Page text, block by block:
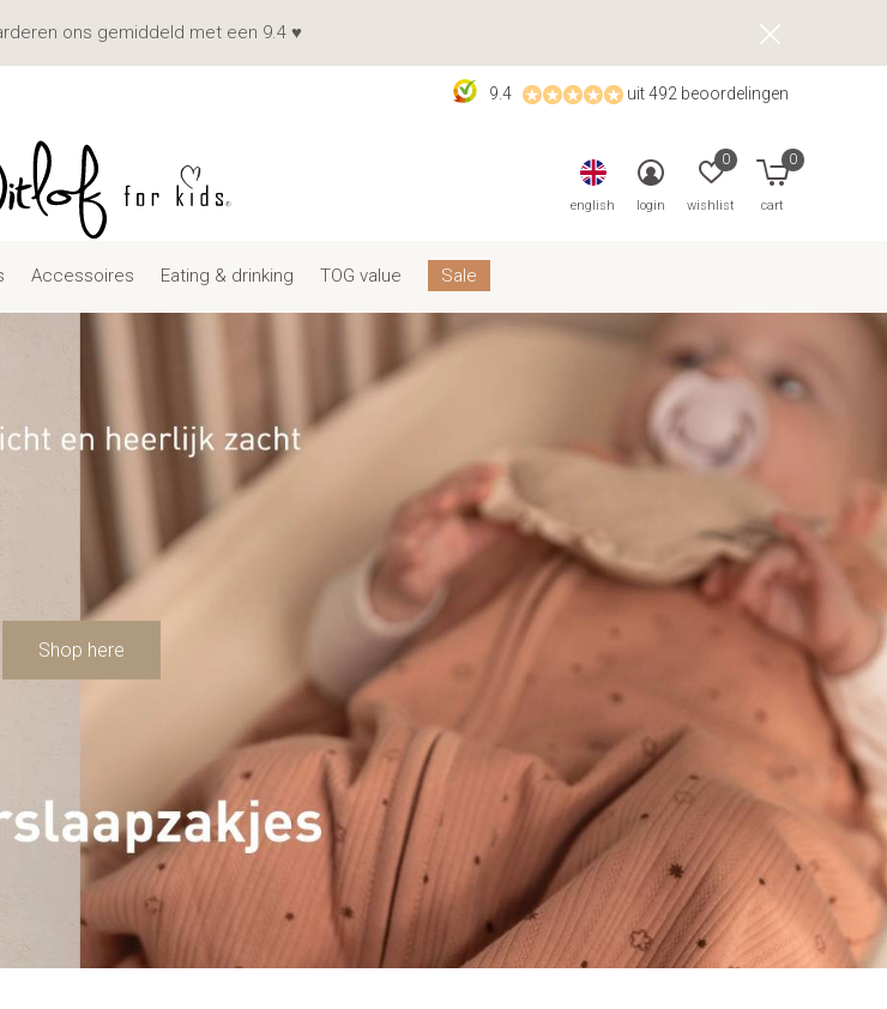
Accessoires Eating & drinking TOG value Sale
english login wishlist
0
cart
0
9.4 uit 492 beoordelingen
ons gemiddeld met een 9.4 ♥
Shop here